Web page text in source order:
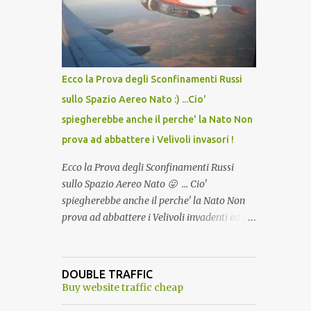
lo scopo della temperatura? Qualcuno a suo
tempo ribattezzo' il Vaccino come: l' Amaro
del Capo, era "spettacolare Ghiacciato, ma
andava bene anche, a Temperatura
Ambiente"! Riproponiamo l'articolo per NON
Ecco la Prova degli Sconfinamenti Russi
sullo Spazio Aereo Nato :) ...Cio'
spiegherebbe anche il perche' la Nato Non
prova ad abbattere i Velivoli invasori !
Ecco la Prova degli Sconfinamenti Russi
sullo Spazio Aereo Nato 😛 ... Cio'
spiegherebbe anche il perche' la Nato Non
prova ad abbattere i Velivoli invadenti ed
alcuna notizia di un'invasione dello spazio
aereo NATO da parte di un robot chiamato
DOUBLE TRAFFIC
Buy website traffic cheap